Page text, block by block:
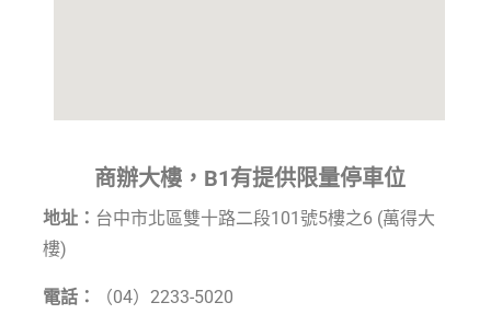
商辦大樓，B1有提供限量停車位
地址： 台中市北區雙十路二段101號5樓之6 (萬得大
樓)
電話： （04）2233-5020